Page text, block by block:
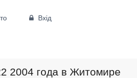
Вхід
2004 года в Житомире